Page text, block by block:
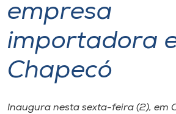
Portal de Ensino
Unoesc
Internacionalização
empresa
importadora
Chapecó
Inaugura nesta sexta-feira (2), em